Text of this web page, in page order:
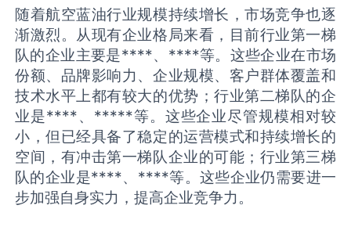
随着航空蓝油行业规模持续增长，市场竞争也逐
渐激烈。从现有企业格局来看，目前行业第一梯
队的企业主要是****、****等。这些企业在市场
份额、品牌影响力、企业规模、客户群体覆盖和
技术水平上都有较大的优势；行业第二梯队的企
业是****、*****等。这些企业尽管规模相对较
小，但已经具备了稳定的运营模式和持续增长的
空间，有冲击第一梯队企业的可能；行业第三梯
队的企业是****、****等。这些企业仍需要进一
步加强自身实力，提高企业竞争力。